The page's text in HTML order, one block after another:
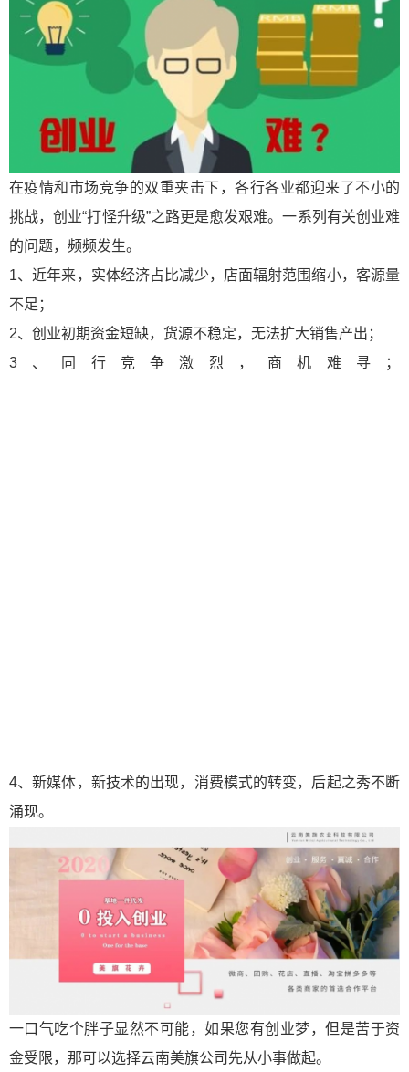
在疫情和市场竞争的双重夹击下，各行各业都迎来了不小的
挑战，创业“打怪升级”之路更是愈发艰难。一系列有关创业难
的问题，频频发生。
1、近年来，实体经济占比减少，店面辐射范围缩小，客源量
不足；
2、创业初期资金短缺，货源不稳定，无法扩大销售产出；
3、同行竞争激烈，商机难寻；
4、新媒体，新技术的出现，消费模式的转变，后起之秀不断
涌现。
一口气吃个胖子显然不可能，如果您有创业梦，但是苦于资
金受限，那可以选择云南美旗公司先从小事做起。